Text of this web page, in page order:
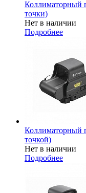
Коллиматорный
точки)
Нет в наличии
Подробнее
Коллиматорный
точкой)
Нет в наличии
Подробнее